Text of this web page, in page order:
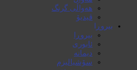
هەواڵی گرنگ
ڤیدیۆ
بیروڕا
بیروڕا
ئابوری
دیمانە
سۆشیالیزم